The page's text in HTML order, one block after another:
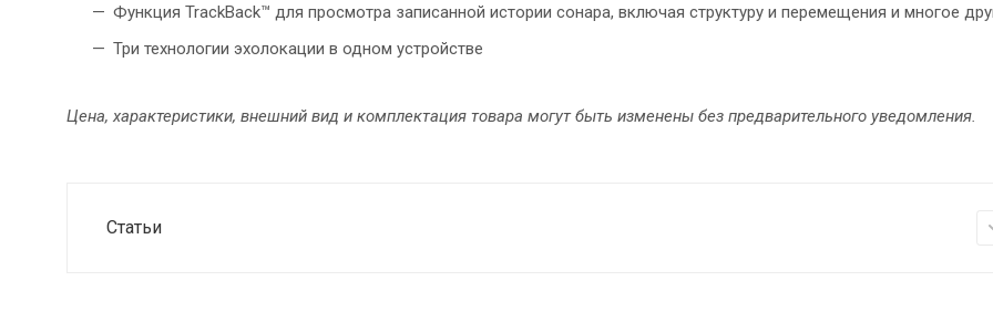
Функция TrackBack™ для просмотра записанной истории сонара, включая структуру и перемещения и многое
Три технологии эхолокации в одном устройстве
Цена, характеристики, внешний вид и комплектация товара могут быть изменены без предварительного уведомления.
Статьи